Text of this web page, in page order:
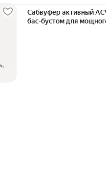
Сабвуфер активный
бас-бустом для